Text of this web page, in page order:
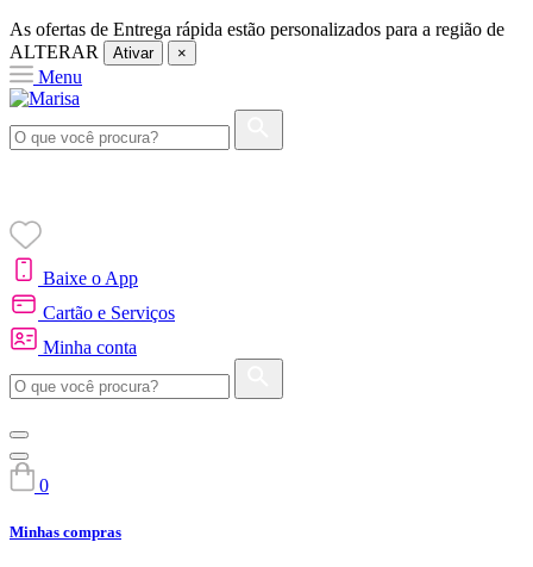
As ofertas de Entrega rápida estão personalizados para a região de
ALTERAR
Ativar ×
Menu
Baixe o App
Cartão e Serviços
Minha conta
0
Minhas compras